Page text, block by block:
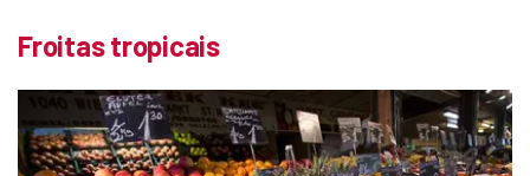
Froitas tropicais